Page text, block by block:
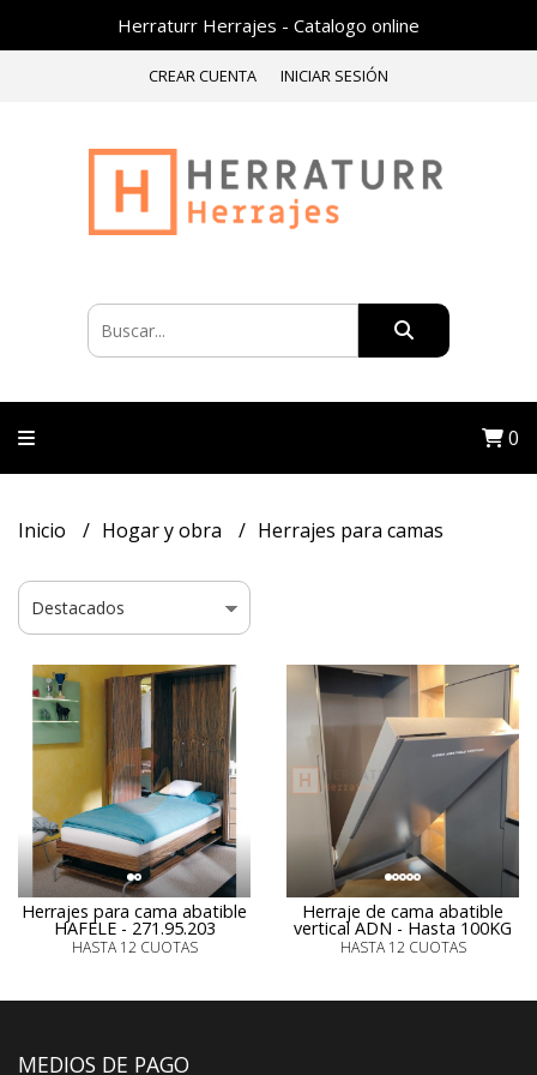
Herraturr Herrajes - Catalogo online
CREAR CUENTA INICIAR SESIÓN
0
Inicio Hogar y obra Herrajes para camas
Herrajes para cama abatible
HAFELE - 271.95.203
HASTA 12 CUOTAS
Herraje de cama abatible
vertical ADN - Hasta 100KG
HASTA 12 CUOTAS
MEDIOS DE PAGO